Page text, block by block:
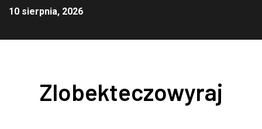
10 sierpnia, 2026
Zlobekteczowyraj